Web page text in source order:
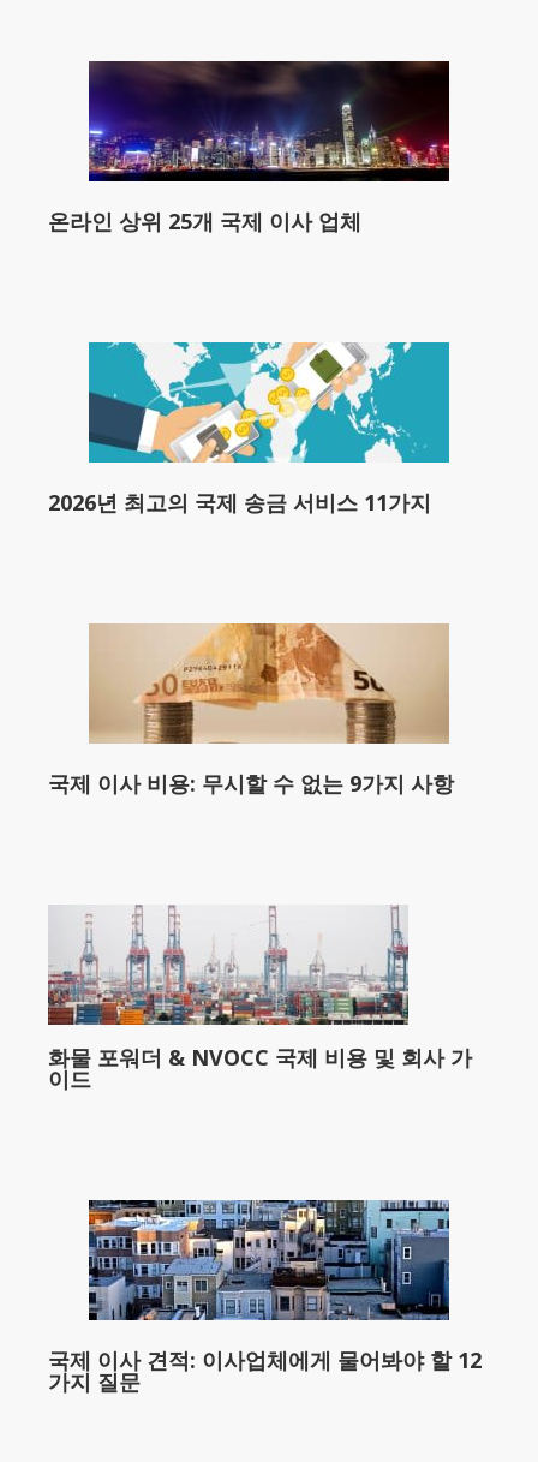
온라인 상위 25개 국제 이사 업체
2026년 최고의 국제 송금 서비스 11가지
국제 이사 비용: 무시할 수 없는 9가지 사항
화물 포워더 & NVOCC 국제 비용 및 회사 가
이드
국제 이사 견적: 이사업체에게 물어봐야 할 12
가지 질문